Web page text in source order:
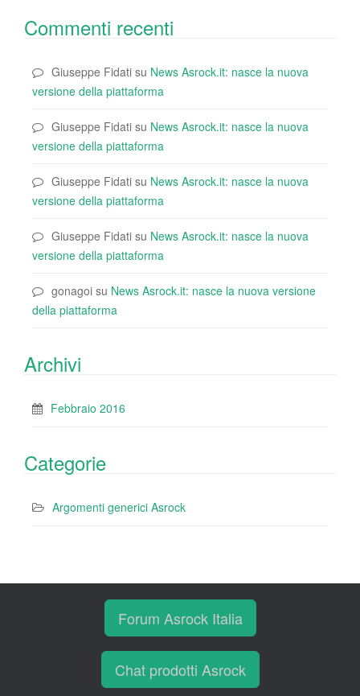
Commenti recenti
Giuseppe Fidati su News Asrock.it: nasce la nuova
versione della piattaforma
Giuseppe Fidati su News Asrock.it: nasce la nuova
versione della piattaforma
Giuseppe Fidati su News Asrock.it: nasce la nuova
versione della piattaforma
Giuseppe Fidati su News Asrock.it: nasce la nuova
versione della piattaforma
gonagoi su News Asrock.it: nasce la nuova versione
della piattaforma
Archivi
Febbraio 2016
Categorie
Argomenti generici Asrock
Forum Asrock Italia
Chat prodotti Asrock